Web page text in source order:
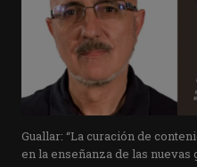
Guallar: “La curación de
en la enseñanza de las nuevas